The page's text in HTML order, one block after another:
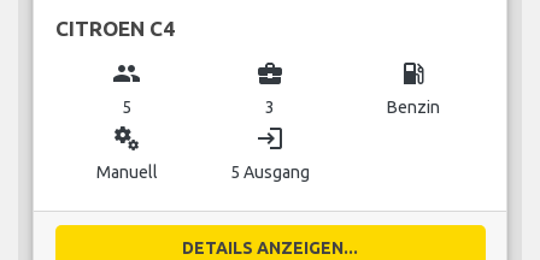
CITROEN C4
group
5
business_center
3
local_gas_station
Benzin
miscellaneous_services
Manuell
login
5 Ausgang
DETAILS ANZEIGEN...